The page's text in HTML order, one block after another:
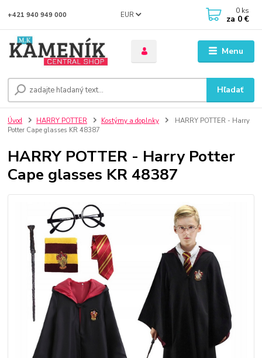
Menu
EUR
Hľadať
+421 940 949 000 0 ks
za 0 €
Úvod HARRY POTTER Kostýmy a doplnky
HARRY POTTER - Harry
Potter Cape glasses KR 48387
HARRY POTTER - Harry Potter
Cape glasses KR 48387